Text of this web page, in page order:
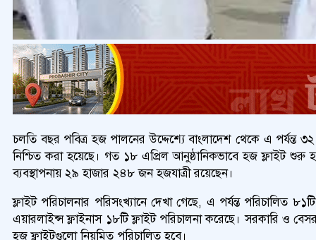
চলতি বছর পবিত্র হজ পালনের উদ্দেশ্যে বাংলাদেশ থেকে এ
নিশ্চিত করা হয়েছে। গত ১৮ এপ্রিল আনুষ্ঠানিকভাবে হজ ফ্লাইট শুরু
ব্যবস্থাপনায় ২৯ হাজার ২৪৮ জন হজযাত্রী রয়েছেন।
ফ্লাইট পরিচালনার পরিসংখ্যানে দেখা গেছে, এ পর্যন্ত পরিচালিত
এয়ারলাইন্স ফ্লাইনাস ১৮টি ফ্লাইট পরিচালনা করেছে। সরকারি ও
হজ ফ্লাইটগুলো নিয়মিত পরিচালিত হবে।